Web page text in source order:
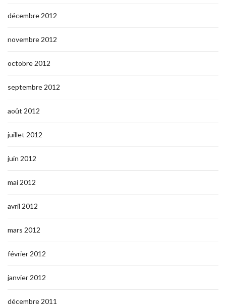
décembre 2012
novembre 2012
octobre 2012
septembre 2012
août 2012
juillet 2012
juin 2012
mai 2012
avril 2012
mars 2012
février 2012
janvier 2012
décembre 2011